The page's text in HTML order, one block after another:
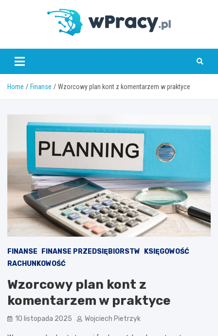
wPracy.pl
Home Finanse Wzorcowy plan kont z komentarzem w praktyce
FINANSE FINANSE PRZEDSIĘBIORSTW
KSIĘGOWOŚĆ
RACHUNKOWOŚĆ
Wzorcowy plan kont z
komentarzem w praktyce
10 listopada 2025 Wojciech Pietrzyk